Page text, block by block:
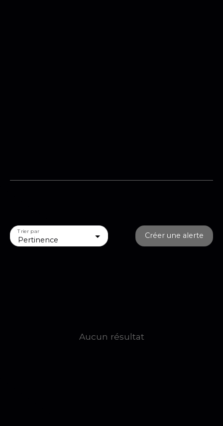
Pertinence
Trier par Créer une alerte
Aucun résultat